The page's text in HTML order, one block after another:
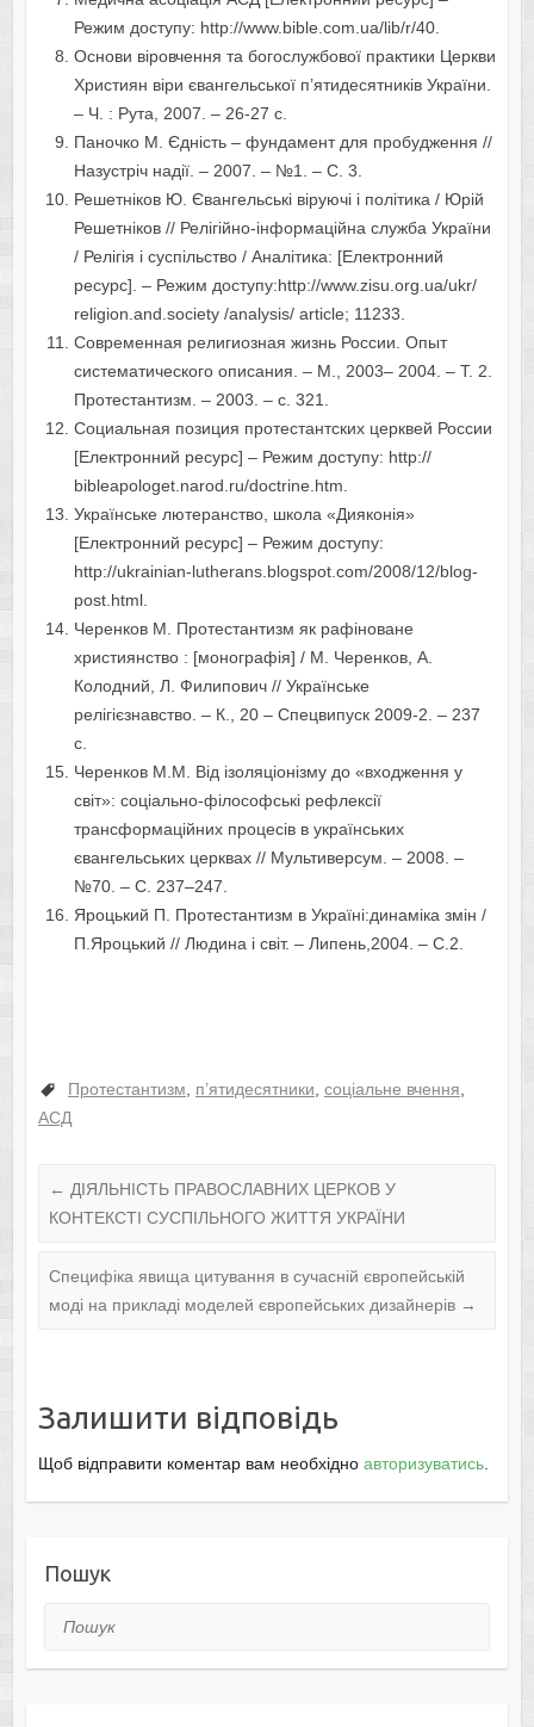
Режим доступу: http://www.bible.com.ua/lib/r/40.
Основи віровчення та богослужбової практики Церкви
Християн віри євангельської п’ятидесятників України.
– Ч. : Рута, 2007. – 26-27 с.
Паночко М. Єдність – фундамент для пробудження //
Назустріч надії. – 2007. – №1. – С. 3.
Решетніков Ю. Євангельські віруючі і політика / Юрій
Решетніков // Релігійно-інформаційна служба України
/ Релігія і суспільство / Аналітика: [Електронний
ресурс]. – Режим доступу:http://www.zisu.org.ua/ukr/
religion.and.society /analysis/ article; 11233.
Современная религиозная жизнь России. Опыт
систематического описания. – М., 2003– 2004. – Т. 2.
Протестантизм. – 2003. – с. 321.
Социальная позиция протестантских церквей России
[Електронний ресурс] – Режим доступу: http://
bibleapologet.narod.ru/doctrine.htm.
Українське лютеранство, школа «Дияконія»
[Електронний ресурс] – Режим доступу:
http://ukrainian-lutherans.blogspot.com/2008/12/blog-
post.html.
Черенков М. Протестантизм як рафіноване
християнство : [монографія] / М. Черенков, А.
Колодний, Л. Филипович // Українське
релігієзнавство. – К., 20 – Спецвипуск 2009-2. – 237
с.
Черенков М.М. Від ізоляціонізму до «входження у
світ»: соціально-філософські рефлексії
трансформаційних процесів в українських
євангельських церквах // Мультиверсум. – 2008. –
№70. – С. 237–247.
Яроцький П. Протестантизм в Україні:динаміка змін /
П.Яроцький // Людина і світ. – Липень,2004. – С.2.
Протестантизм, п’ятидесятники, соціальне вчення,
АСД
← ДІЯЛЬНІСТЬ ПРАВОСЛАВНИХ ЦЕРКОВ У
КОНТЕКСТІ СУСПІЛЬНОГО ЖИТТЯ УКРАЇНИ
Специфікa явища цитування в сучасній європейській
моді нa приклaді моделей європейських дизайнерів →
Залишити відповідь
Щоб відправити коментар вам необхідно авторизуватись.
Пошук
Пошук